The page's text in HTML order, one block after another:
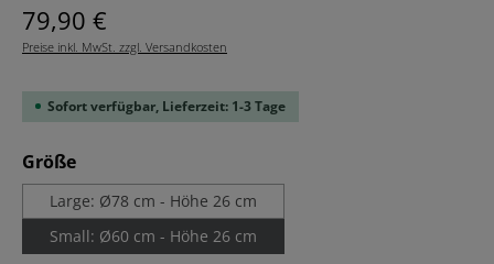
Regulärer Preis:
79,90 €
Preise inkl. MwSt. zzgl. Versandkosten
Sofort verfügbar, Lieferzeit: 1-3 Tage
Größeauswählen
Large: Ø78 cm - Höhe 26 cm
Small: Ø60 cm - Höhe 26 cm